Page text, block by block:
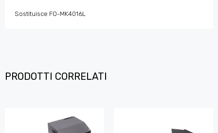
Sostituisce FO-MK4016L
PRODOTTI CORRELATI